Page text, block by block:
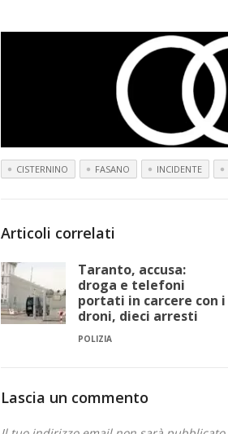
CISTERNINO FASANO INCIDENTE
Articoli correlati
Taranto, accusa:
droga e telefoni
portati in carcere con i
droni, dieci arresti
POLIZIA
Lascia un commento